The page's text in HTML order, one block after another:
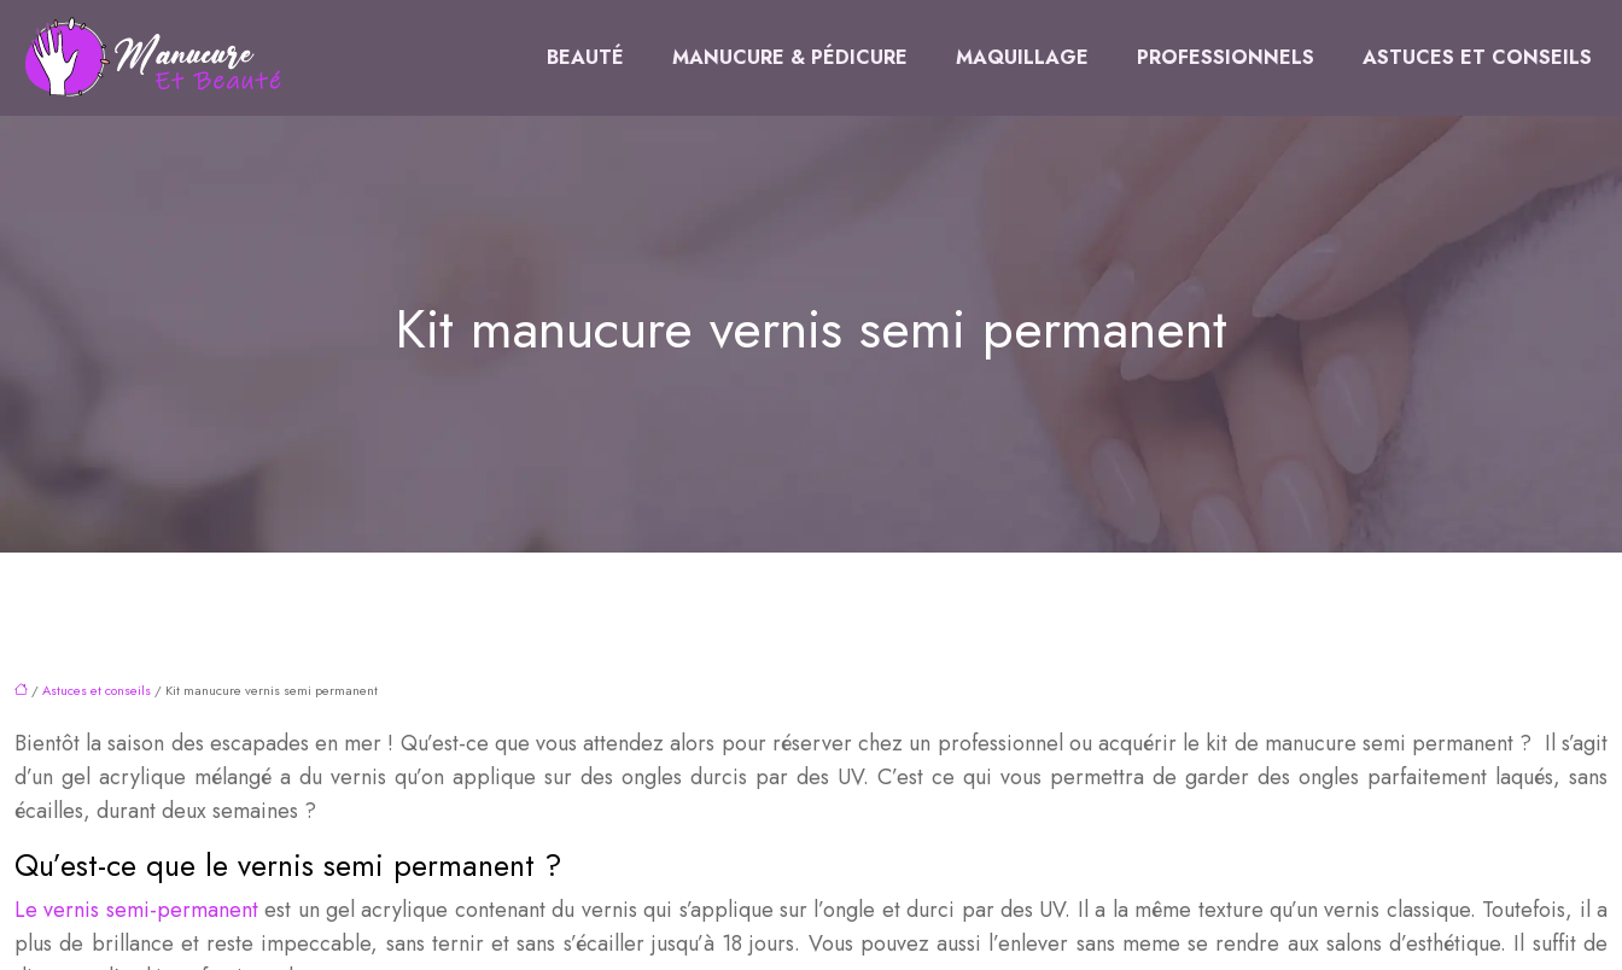
BEAUTÉ MANUCURE & PÉDICURE MAQUILLAGE PROFESSIONNELS ASTUCES ET CONSEILS
Kit manucure vernis semi permanent
/Astuces et conseils / Kit manucure vernis semi permanent
Bientôt la saison des escapades en mer ! Qu’est-ce que vous attendez alors pour réserver chez un professionnel ou acquérir le kit de manucure semi permanent ? Il s’agit
d’un gel acrylique mélangé a du vernis qu’on applique sur des ongles durcis par des UV. C’est ce qui vous permettra de garder des ongles parfaitement laqués, sans
écailles, durant deux semaines ?
Qu’est-ce que le vernis semi permanent ?
Le vernis semi-permanentest un gel acrylique contenant du vernis qui s’applique sur l’ongle et durci par des UV. Il a la même texture qu’un vernis classique. Toutefois, il a
plus de brillance et reste impeccable, sans ternir et sans s’écailler jusqu’à 18 jours. Vous pouvez aussi l’enlever sans meme se rendre aux salons d’esthétique. Il suffit de